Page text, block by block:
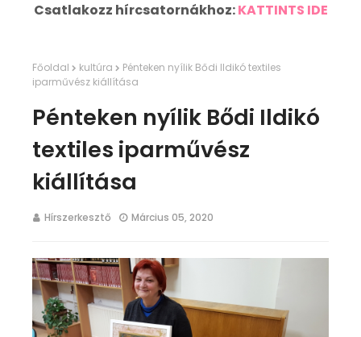
Csatlakozz hírcsatornákhoz:KATTINTS IDE
Főoldal kultúra
Pénteken nyílik Bődi Ildikó textiles
iparművész kiállítása
Pénteken nyílik Bődi Ildikó
textiles iparművész
kiállítása
Hírszerkesztő Március 05, 2020